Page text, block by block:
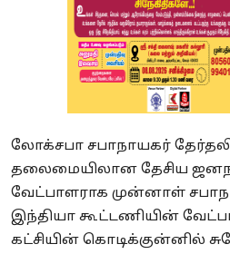
லோக்சபா சபாநாயகர்
தலைமையிலான தேசிய
வேட்பாளராக முன்னாள்
இந்தியா கூட்டணியின்
கட்சியின் கொடிக்குன்னில்